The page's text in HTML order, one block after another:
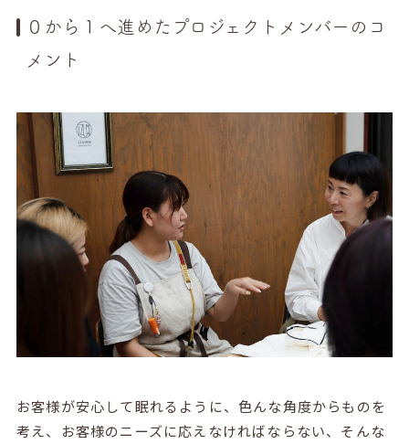
０から１へ進めたプロジェクトメンバーのコ
メント
お客様が安心して眠れるように、色んな角度からものを
考え、お客様のニーズに応えなければならない、そんな